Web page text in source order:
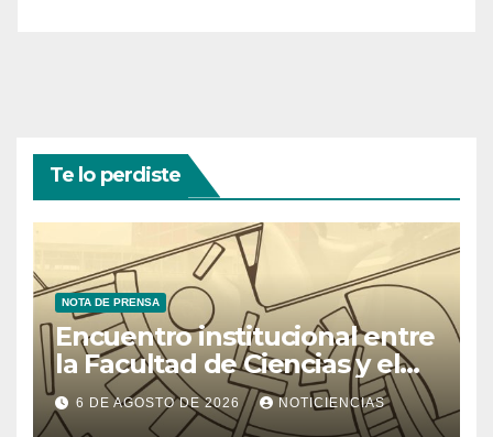
Te lo perdiste
NOTA DE PRENSA
Encuentro institucional entre
la Facultad de Ciencias y el
Ministerio de Ciencia y
Tecnología
6 DE AGOSTO DE 2026 NOTICIENCIAS